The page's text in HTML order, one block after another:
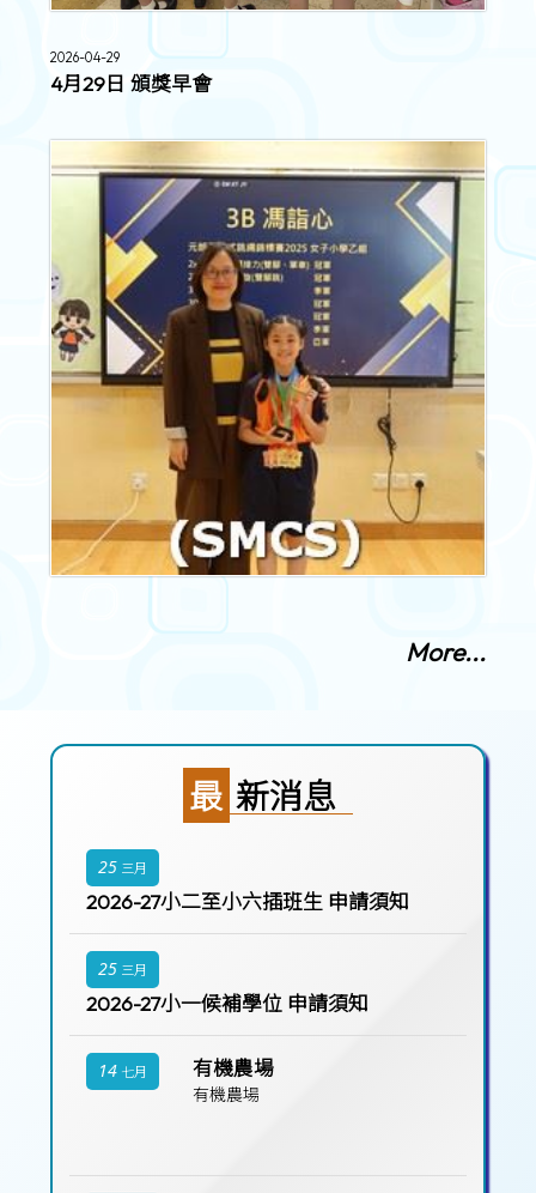
2026-04-29
4月29日 頒獎早會
More...
最新消息
25 三月
2026-27小二至小六插班生 申請須知
25 三月
2026-27小一候補學位 申請須知
14 七月 有機農場
有機農場